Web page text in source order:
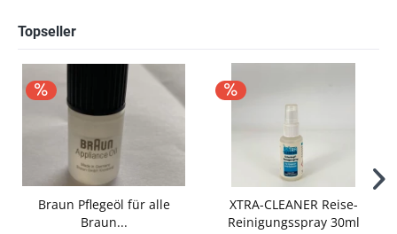
Topseller
Braun Pflegeöl für alle
Braun...
XTRA-CLEANER Reise-
Reinigungsspray 30ml